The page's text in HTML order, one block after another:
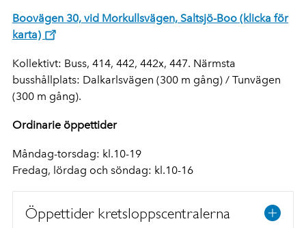
Boovägen 30, vid Morkullsvägen, Saltsjö-Boo (klicka för
karta)
Kollektivt: Buss, 414, 442, 442x, 447. Närmsta
busshållplats: Dalkarlsvägen (300 m gång) / Tunvägen
(300 m gång).
Ordinarie öppettider
Måndag-torsdag: kl.10-19
Fredag, lördag och söndag: kl.10-16
Öppettider kretsloppscentralerna